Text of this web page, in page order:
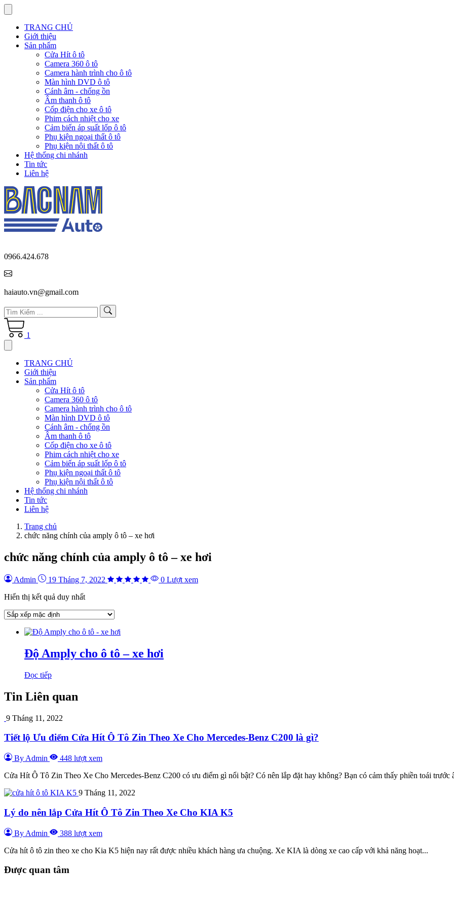
TRANG CHỦ
Giới thiệu
Sản phẩm
Cửa Hít ô tô
Camera 360 ô tô
Camera hành trình cho ô tô
Màn hình DVD ô tô
Cánh âm - chống ồn
Âm thanh ô tô
Cốp điện cho xe ô tô
Phim cách nhiệt cho xe
Cảm biến áp suất lốp ô tô
Phụ kiện ngoại thất ô tô
Phụ kiện nội thất ô tô
Hệ thống chi nhánh
Tin tức
Liên hệ
0966.424.678
haiauto.vn@gmail.com
1
TRANG CHỦ
Giới thiệu
Sản phẩm
Cửa Hít ô tô
Camera 360 ô tô
Camera hành trình cho ô tô
Màn hình DVD ô tô
Cánh âm - chống ồn
Âm thanh ô tô
Cốp điện cho xe ô tô
Phim cách nhiệt cho xe
Cảm biến áp suất lốp ô tô
Phụ kiện ngoại thất ô tô
Phụ kiện nội thất ô tô
Hệ thống chi nhánh
Tin tức
Liên hệ
Trang chủ
chức năng chính của amply ô tô – xe hơi
chức năng chính của amply ô tô – xe hơi
Admin 19 Tháng 7, 2022
0 Lượt xem
Hiển thị kết quả duy nhất
Độ Amply cho ô tô – xe hơi
Đọc tiếp
Tin Liên quan
9 Tháng 11, 2022
Tiết lộ Ưu điểm Cửa Hít Ô Tô Zin Theo Xe Cho Mercedes-Benz C200 là gì?
By Admin
448 lượt xem
Cửa Hít Ô Tô Zin Theo Xe Cho Mercedes-Benz C200 có ưu điểm gì nổi bật? Có nên lắp đặt hay không? Bạn có cảm thấy phiền toái trước
9 Tháng 11, 2022
Lý do nên lắp Cửa Hít Ô Tô Zin Theo Xe Cho KIA K5
By Admin
388 lượt xem
Cửa hít ô tô zin theo xe cho Kia K5 hiện nay rất được nhiều khách hàng ưa chuộng. Xe KIA là dòng xe cao cấp với khả năng hoạt...
Được quan tâm